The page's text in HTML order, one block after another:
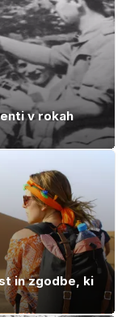
v rokah
in zgodbe, ki